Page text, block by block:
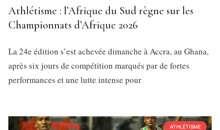
Athlétisme : l’Afrique du Sud règne sur les
Championnats d’Afrique 2026
La 24e édition s’est achevée dimanche à Accra, au Ghana,
après six jours de compétition marqués par de fortes
performances et une lutte intense pour
ATHLÉTISME